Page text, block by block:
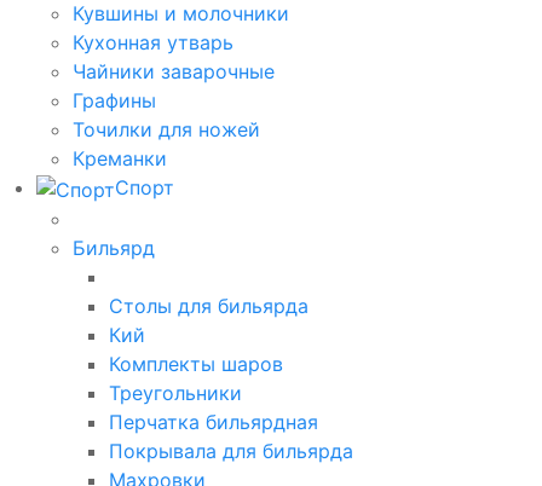
Кувшины и молочники
Кухонная утварь
Чайники заварочные
Графины
Точилки для ножей
Креманки
Спорт
Бильярд
Столы для бильярда
Кий
Комплекты шаров
Треугольники
Перчатка бильярдная
Покрывала для бильярда
Махровки